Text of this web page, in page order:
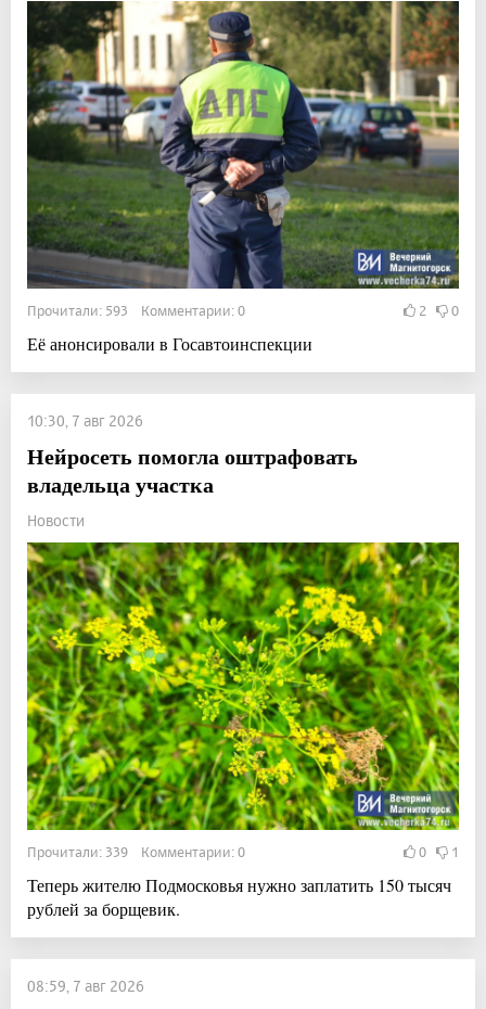
Прочитали: 593 Комментарии: 0 2 0
Её анонсировали в Госавтоинспекции
10:30, 7 авг 2026
Нейросеть помогла оштрафовать
владельца участка
Новости
Прочитали: 339 Комментарии: 0 0 1
Теперь жителю Подмосковья нужно заплатить 150 тысяч
рублей за борщевик.
08:59, 7 авг 2026